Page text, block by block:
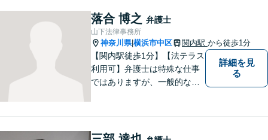
落合 博之 弁護士
山下法律事務所
神奈川県|横浜市中区 関内駅 から徒歩1分
【関内駅徒歩1分】【法テラス
利用可】弁護士は特殊な仕事
ではありますが、一般的な感
いただくことが、より良い解
詳細を見
る